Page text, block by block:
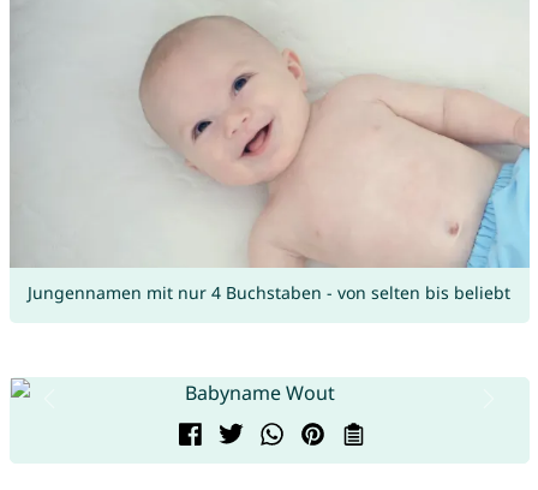
Jungennamen mit nur 4 Buchstaben - von selten bis beliebt